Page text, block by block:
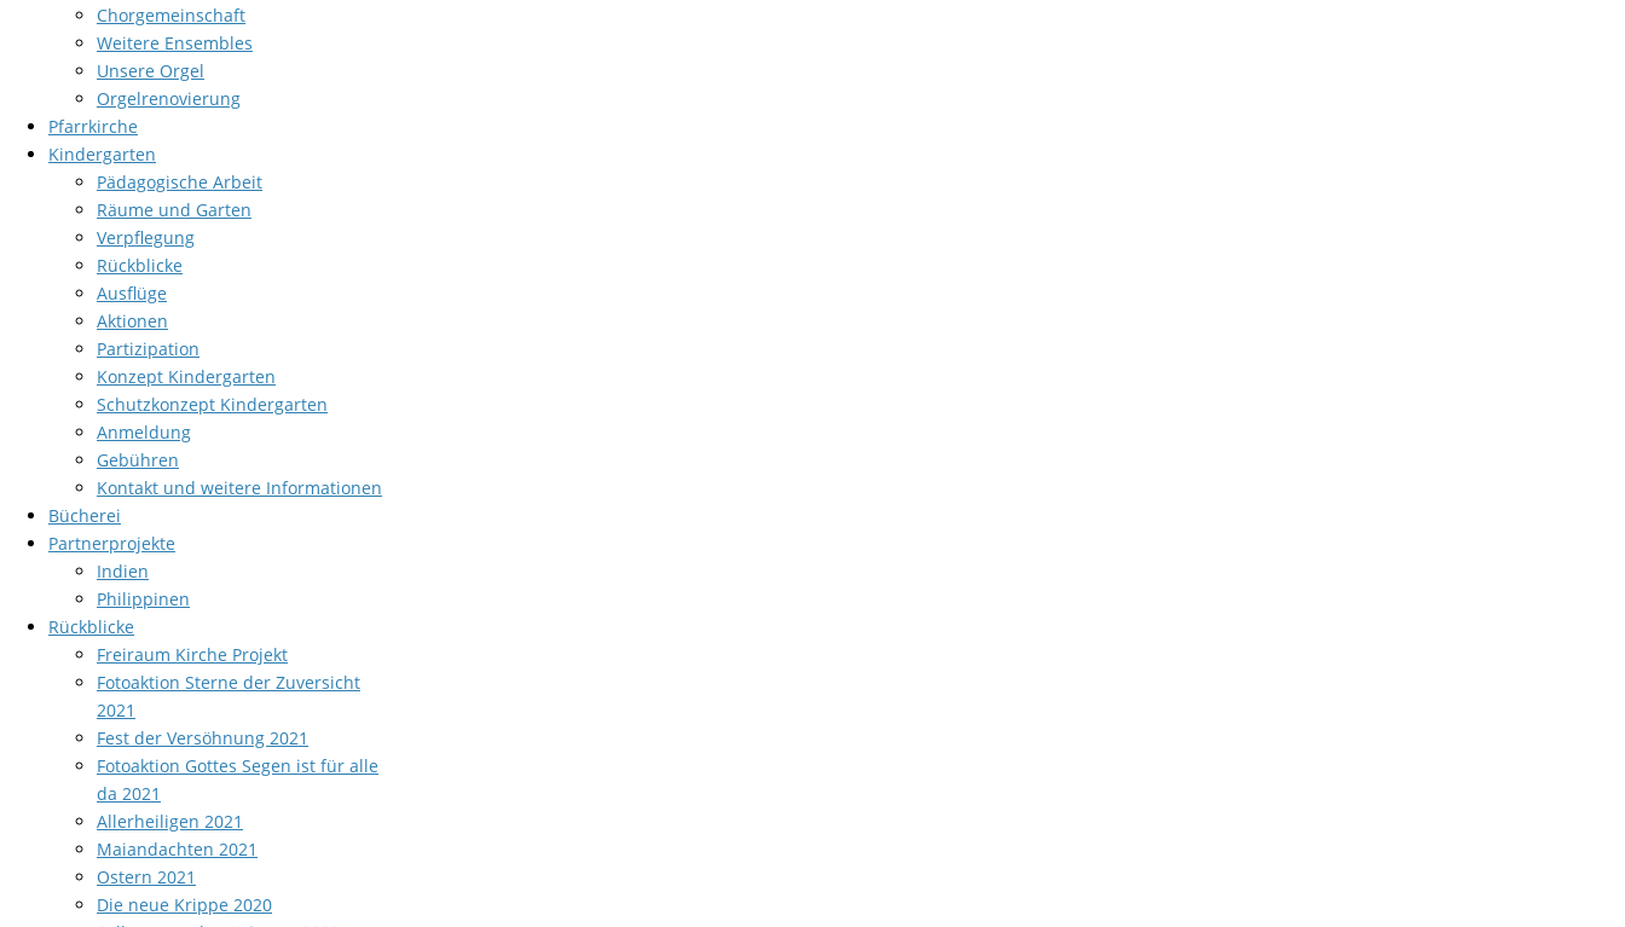
Chorgemeinschaft
Weitere Ensembles
Unsere Orgel
Orgelrenovierung
Pfarrkirche
Kindergarten
Pädagogische Arbeit
Räume und Garten
Verpflegung
Rückblicke
Ausflüge
Aktionen
Partizipation
Konzept Kindergarten
Schutzkonzept Kindergarten
Anmeldung
Gebühren
Kontakt und weitere Informationen
Bücherei
Partnerprojekte
Indien
Philippinen
Rückblicke
Freiraum Kirche Projekt
Fotoaktion Sterne der Zuversicht
2021
Fest der Versöhnung 2021
Fotoaktion Gottes Segen ist für alle
da 2021
Allerheiligen 2021
Maiandachten 2021
Ostern 2021
Die neue Krippe 2020